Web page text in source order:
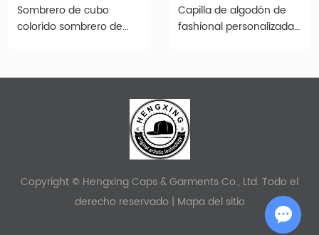
Sombrero de cubo
colorido sombrero de
venta
Capilla de algodón de
fashional personalizada
Copyright © Hengxing Caps & Garments Co., Ltd. Todo el
derecho reservado | Mapa del sitio